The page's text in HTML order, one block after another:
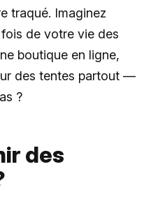
traqué. Imaginez
de votre vie des
boutique en ligne,
des tentes partout —
?
des